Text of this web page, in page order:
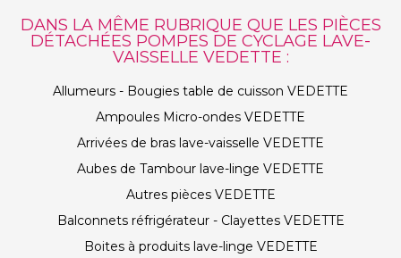
DANS LA MÊME RUBRIQUE QUE LES PIÈCES
DÉTACHÉES POMPES DE CYCLAGE LAVE-
VAISSELLE VEDETTE :
Allumeurs - Bougies table de cuisson VEDETTE
Ampoules Micro-ondes VEDETTE
Arrivées de bras lave-vaisselle VEDETTE
Aubes de Tambour lave-linge VEDETTE
Autres pièces VEDETTE
Balconnets réfrigérateur - Clayettes VEDETTE
Boites à produits lave-linge VEDETTE